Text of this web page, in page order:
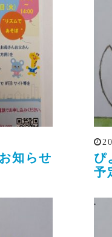
知らせ
ぴ
予